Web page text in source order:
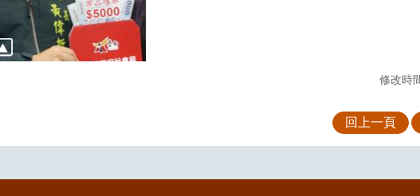
修改時
回上一頁